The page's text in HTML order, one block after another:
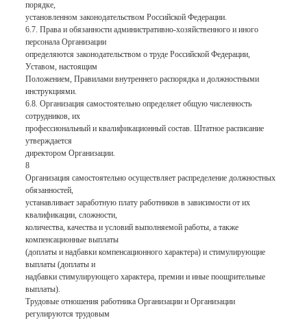
порядке,
установленном законодательством Российской Федерации.
6.7. Права и обязанности административно-хозяйственного и иного
персонала Организации
определяются законодательством о труде Российской Федерации,
Уставом, настоящим
Положением, Правилами внутреннего распорядка и должностными
инструкциями.
6.8. Организация самостоятельно определяет общую численность
сотрудников, их
профессиональный и квалификационный состав. Штатное расписание
утверждается
директором Организации.
8
Организация самостоятельно осуществляет распределение должностных
обязанностей,
устанавливает заработную плату работников в зависимости от их
квалификации, сложности,
количества, качества и условий выполняемой работы, а также
компенсационные выплаты
(доплаты и надбавки компенсационного характера) и стимулирующие
выплаты (доплаты и
надбавки стимулирующего характера, премии и иные поощрительные
выплаты).
Трудовые отношения работника Организации и Организации
регулируются трудовым